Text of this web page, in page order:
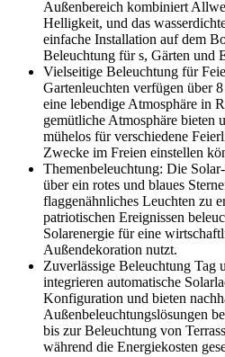
Außenbereich kombiniert
Helligkeit, und das
einfache Installation auf dem
Beleuchtung für s, Gärten und
Vielseitige Beleuchtung für
Gartenleuchten verfügen über
eine lebendige Atmosphäre in
gemütliche Atmosphäre bieten
mühelos für verschiedene
Zwecke im Freien einstellen
Themenbeleuchtung: Die
über ein rotes und blaues
flaggenähnliches Leuchten zu
patriotischen Ereignissen
Solarenergie für eine
Außendekoration nutzt.
Zuverlässige Beleuchtung Tag
integrieren automatische
Konfiguration und bieten
Außenbeleuchtungslösungen
bis zur Beleuchtung von
während die Energiekosten